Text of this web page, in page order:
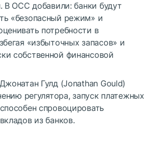
В OCC добавили: банки будут
«безопасный режим» и
потребности в
«избыточных запасов» и
собственной финансовой
Гулд (Jonathan Gould)
регулятора, запуск платежных
спровоцировать
из банков.